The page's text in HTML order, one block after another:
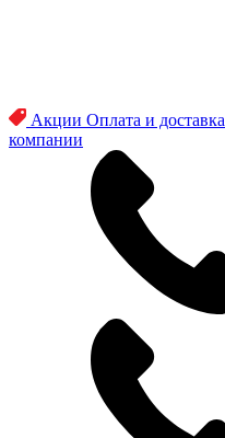
Акции Оплата и доставка
компании